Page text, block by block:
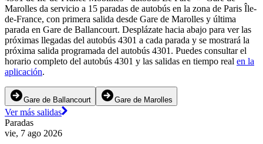
Marolles da servicio a 15 paradas de autobús en la zona de Paris Île-
de-France, con primera salida desde Gare de Marolles y última
parada en Gare de Ballancourt. Desplázate hacia abajo para ver las
próximas llegadas del autobús 4301 a cada parada y se mostrará la
próxima salida programada del autobús 4301. Puedes consultar el
horario completo del autobús 4301 y las salidas en tiempo real en la
aplicación.
Gare de Ballancourt Gare de Marolles
Ver más salidas
Paradas
vie, 7 ago 2026